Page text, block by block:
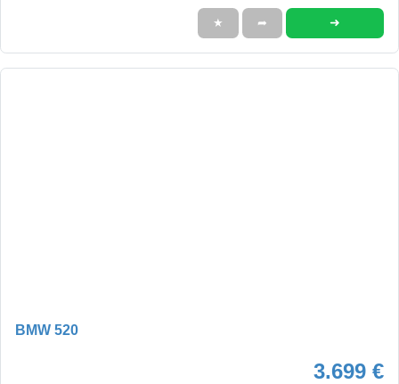
★ ➦ ➜
BMW 520
3.699 €